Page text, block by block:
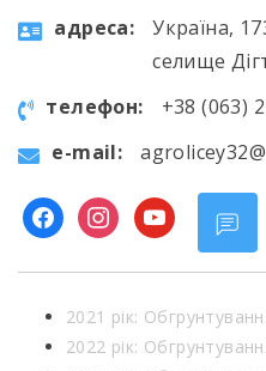
aдресa:
Україна,
селище
телефон:
+38 (063)
e-mail:
facebookinstagram
youtube
2021 рік:
2022 рік: